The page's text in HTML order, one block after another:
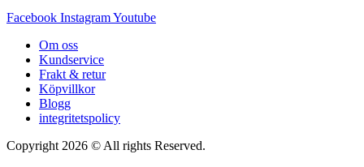
Facebook InstagramYoutube
Om oss
Kundservice
Frakt & retur
Köpvillkor
Blogg
integritetspolicy
Copyright 2026 © All rights Reserved.